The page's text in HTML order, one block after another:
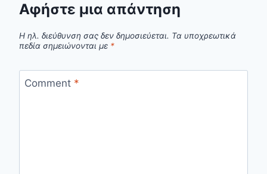
Αφήστε μια απάντηση
Η ηλ. διεύθυνση σας δεν δημοσιεύεται. Τα υποχρεωτικά
πεδία σημειώνονται με *
Comment *